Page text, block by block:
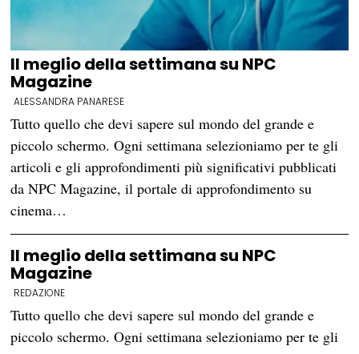
Il meglio della settimana su NPC
Magazine
ALESSANDRA PANARESE
Tutto quello che devi sapere sul mondo del grande e
piccolo schermo. Ogni settimana selezioniamo per te gli
articoli e gli approfondimenti più significativi pubblicati
da NPC Magazine, il portale di approfondimento su
cinema…
Il meglio della settimana su NPC
Magazine
REDAZIONE
Tutto quello che devi sapere sul mondo del grande e
piccolo schermo. Ogni settimana selezioniamo per te gli